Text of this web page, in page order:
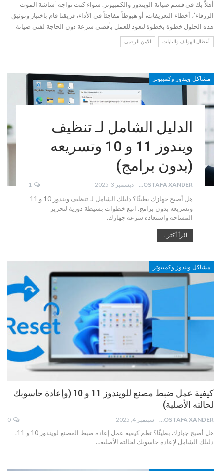
أهلاً بك في قسم صيانة الويندوز والكمبيوتر. سواء كنت تواجه ‘شاشة الموت
الزرقاء’، أخطاء التعريفات، أو هبوطاً مفاجئاً في الأداء، فريقنا قام باختبار وتوثيق
هذه الحلول خطوة بخطوة لتعود للعمل بأقصى سرعة دون الحاجة لفني صيانة
أعطال الهواتف والتابلت الأمن الرقمي
مشاكل ويندوز وكمبيوتر
الدليل الشامل لـ تنظيف
ويندوز 11 و 10 وتسريعه
(بدون برامج)
MOSTAFA XANDER ديسمبر 3, 2025
هل أصبح جهازك بطيئًا؟ دليلك الشامل لـ تنظيف ويندوز 10 و 11
وتسريعه بدون برامج. اتبع خطوات بسيطة دورية لتحرير
المساحة واستعادة سرعة جهازك.
اقرأ أكثر...
مشاكل ويندوز وكمبيوتر
كيفية عمل ضبط مصنع للويندوز 11 و 10 (وإعادة حاسوبك
لحالته الأصلية)
MOSTAFA XANDER سبتمبر 4, 2025
هل أصبح جهازك بطيئًا؟ تعلم كيفية عمل إعادة ضبط المصنع لويندوز 10 و 11.
دليلك الشامل لإعادة حاسوبك لحالته الأصلية…